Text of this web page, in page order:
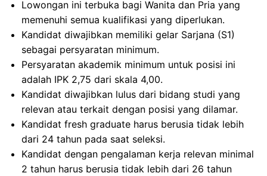
Lowongan ini terbuka bagi Wanita dan Pria yang
memenuhi semua kualifikasi yang diperlukan.
Kandidat diwajibkan memiliki gelar Sarjana (S1)
sebagai persyaratan minimum.
Persyaratan akademik minimum untuk posisi ini
adalah IPK 2,75 dari skala 4,00.
Kandidat diwajibkan lulus dari bidang studi yang
relevan atau terkait dengan posisi yang dilamar.
Kandidat fresh graduate harus berusia tidak lebih
dari 24 tahun pada saat seleksi.
Kandidat dengan pengalaman kerja relevan minimal
2 tahun harus berusia tidak lebih dari 26 tahun